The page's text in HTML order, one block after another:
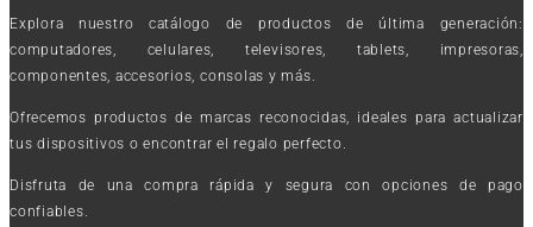
Explora nuestro catálogo de productos de última generación:
computadores, celulares, televisores, tablets, impresoras,
componentes, accesorios, consolas y más.
Ofrecemos productos de marcas reconocidas, ideales para actualizar
tus dispositivos o encontrar el regalo perfecto.
Disfruta de una compra rápida y segura con opciones de pago
confiables.